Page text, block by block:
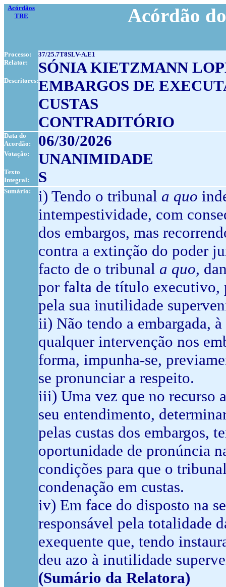
Acórdãos
TRE
Acórdão
Processo:
37/25.7T8SLV-A.E1
Relator:
SÓNIA KIETZMANN
Descritores:EMBARGOS DE
CUSTAS
CONTRADITÓRIO
Data do
Acordão:
06/30/2026
Votação: UNANIMIDADE
Texto
Integral:
S
Sumário: i) Tendo o tribunal a quo
intempestividade, com
dos embargos, mas
contra a extinção do poder
facto de o tribunal a quo,
por falta de título executivo,
pela sua inutilidade
ii) Não tendo a embargada,
qualquer intervenção nos
forma, impunha-se,
se pronunciar a respeito.
iii) Uma vez que no recurso
seu entendimento,
pelas custas dos embargos,
oportunidade de pronúncia
condições para que o
condenação em custas.
iv) Em face do disposto na
responsável pela totalidade
exequente que, tendo
deu azo à inutilidade
(Sumário da Relatora)